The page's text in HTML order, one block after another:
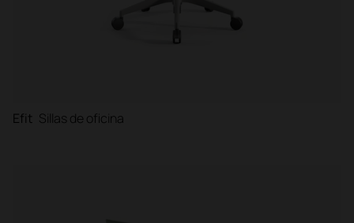
Efit Sillas de oficina